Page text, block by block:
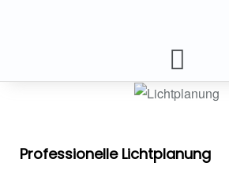
Professionelle Lichtplanung